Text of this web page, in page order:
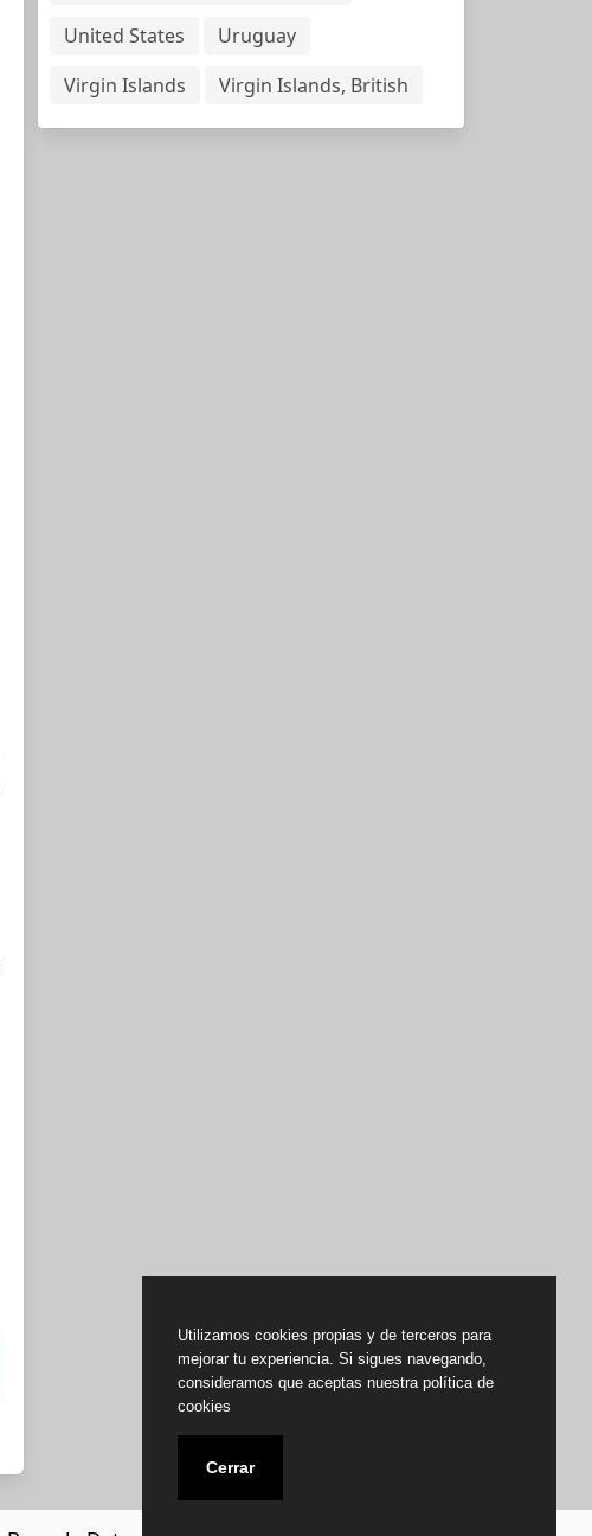
United States
Uruguay
Virgin Islands
Virgin Islands, British
Utilizamos cookies propias y de terceros para
mejorar tu experiencia. Si sigues navegando,
consideramos que aceptas nuestra política de
cookies
Cerrar